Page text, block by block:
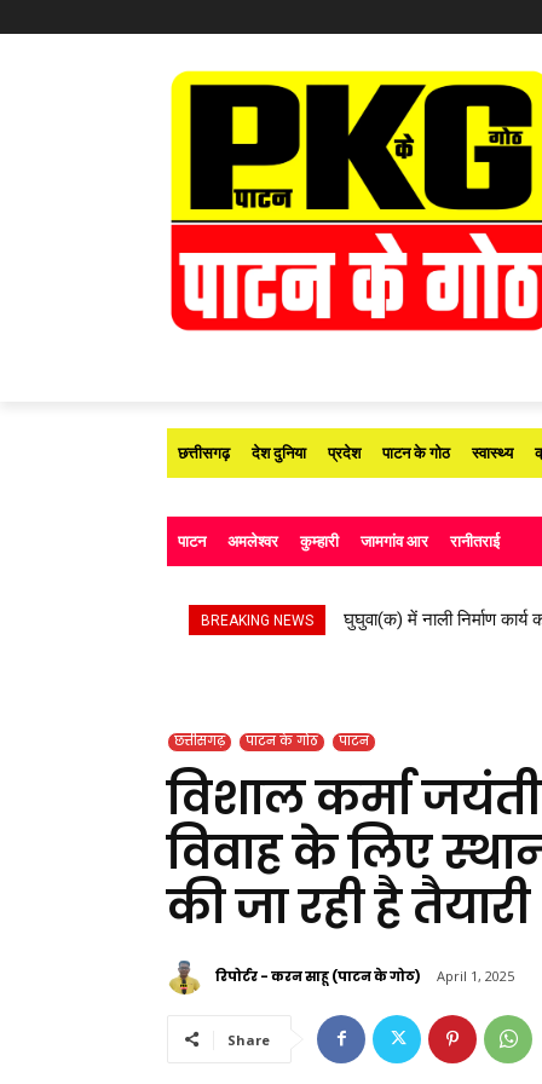
छत्तीसगढ़ देश दुनिया प्रदेश पाटन के गोठ स्वास्थ्य
पाटन अमलेश्वर कुम्हारी जामगांव आर रानीतराई
BREAKING NEWS घुघुवा(क) में नाली निर्माण कार्य
स्काउट गाइड के बच्चों ने रैली
छत्तीसगढ़ पाटन के गोठ पाटन
विशाल कर्मा
विवाह के लिए
की जा रही है तैयारी
रिपोर्टर - करन साहू (पाटन के गोठ) April 1, 2025
Share